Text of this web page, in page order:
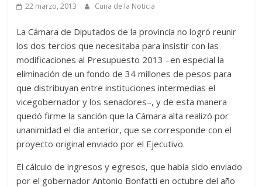
22 marzo, 2013 Cuna de la Noticia
La Cámara de Diputados de la provincia no logró reunir
los dos tercios que necesitaba para insistir con las
modificaciones al Presupuesto 2013 –en especial la
eliminación de un fondo de 34 millones de pesos para
que distribuyan entre instituciones intermedias el
vicegobernador y los senadores–, y de esta manera
quedó firme la sanción que la Cámara alta realizó por
unanimidad el día anterior, que se corresponde con el
proyecto original enviado por el Ejecutivo.
El cálculo de ingresos y egresos, que había sido enviado
por el gobernador Antonio Bonfatti en octubre del año